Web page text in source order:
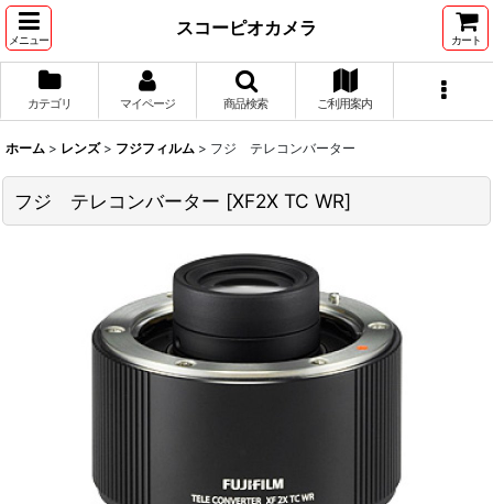
メニュー
スコーピオカメラ
カート
カテゴリ マイページ 商品検索 ご利用案内
ホーム > レンズ > フジフィルム > フジ テレコンバーター
フジ テレコンバーター [XF2X TC WR]